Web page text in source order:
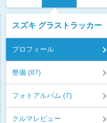
スズキ グラストラッカー
プロフィール
整備 (87)
フォトアルバム (7)
クルマレビュー